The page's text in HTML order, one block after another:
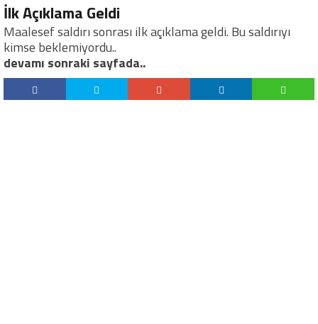
İlk Açıklama Geldi
Maalesef saldırı sonrası ilk açıklama geldi. Bu saldırıyı
kimse beklemiyordu..
devamı sonraki sayfada..